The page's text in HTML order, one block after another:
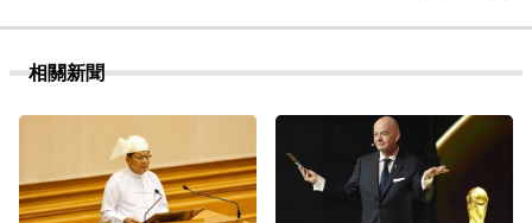
相關新聞